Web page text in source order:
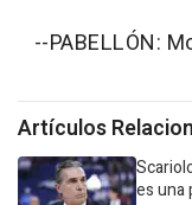
--PABELLÓN:
Artículos
es una